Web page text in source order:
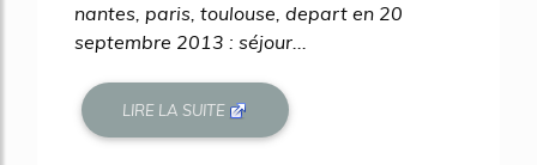
nantes, paris, toulouse, depart en 20
septembre 2013 : séjour...
LIRE LA SUITE